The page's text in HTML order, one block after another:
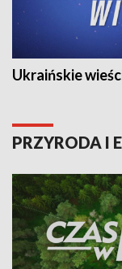
Ukraińskie
PRZYRODA I